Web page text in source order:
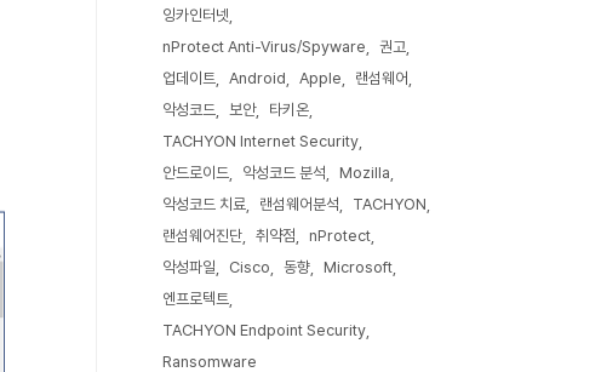
잉카인터넷
nProtect Anti-Virus/Spyware
권고
업데이트
Android Apple
랜섬웨어
악성코드
보안
타키온
TACHYON Internet Security
안드로이드
악성코드 분석
Mozilla
악성코드 치료
랜섬웨어분석
TACHYON
랜섬웨어진단
취약점
nProtect
악성파일
Cisco 동향
Microsoft
엔프로텍트
TACHYON Endpoint Security
Ransomware